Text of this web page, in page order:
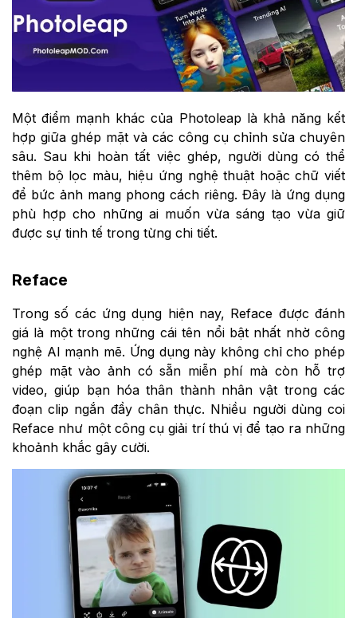
Một điểm mạnh khác của Photoleap là khả năng kết
hợp giữa ghép mặt và các công cụ chỉnh sửa chuyên
sâu. Sau khi hoàn tất việc ghép, người dùng có thể
thêm bộ lọc màu, hiệu ứng nghệ thuật hoặc chữ viết
để bức ảnh mang phong cách riêng. Đây là ứng dụng
phù hợp cho những ai muốn vừa sáng tạo vừa giữ
được sự tinh tế trong từng chi tiết.
Reface
Trong số các ứng dụng hiện nay, Reface được đánh
giá là một trong những cái tên nổi bật nhất nhờ công
nghệ AI mạnh mẽ. Ứng dụng này không chỉ cho phép
ghép mặt vào ảnh có sẵn miễn phí mà còn hỗ trợ
video, giúp bạn hóa thân thành nhân vật trong các
đoạn clip ngắn đầy chân thực. Nhiều người dùng coi
Reface như một công cụ giải trí thú vị để tạo ra những
khoảnh khắc gây cười.